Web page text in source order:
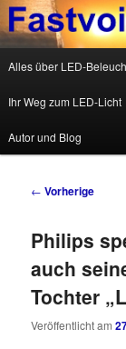
Wolfgang Messer
Zum Inhalt
Zum sekundären
Alles über LED-
Ihr Weg zum LED-Licht
Autor und Blog
Beitrags-Navigation
← Vorherige
Philips
auch
Tochter
Veröffentlicht am